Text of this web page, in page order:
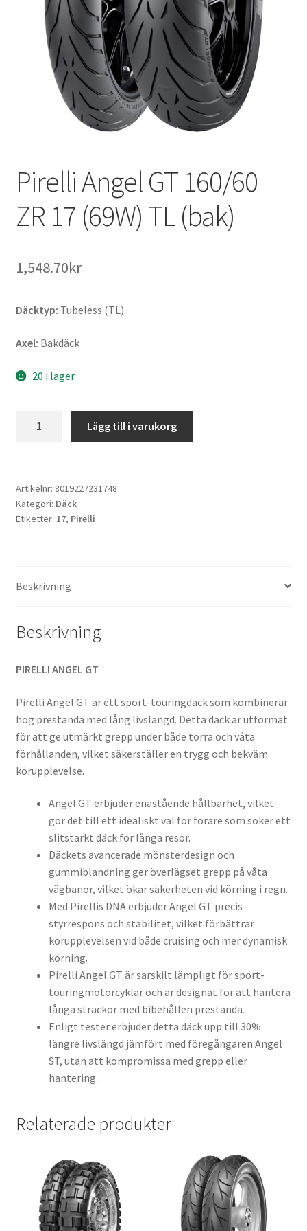
Pirelli Angel GT 160/60
ZR 17 (69W) TL (bak)
1,548.70kr
Däcktyp: Tubeless (TL)
Axel: Bakdäck
20 i lager
ZR
17
(69W)
Lägg till i varukorg
Artikelnr: 8019227231748
Kategori: Däck
Etiketter: 17, Pirelli
Beskrivning
Beskrivning
PIRELLI ANGEL GT
Pirelli Angel GT är ett sport-touringdäck som kombinerar
hög prestanda med lång livslängd. Detta däck är utformat
för att ge utmärkt grepp under både torra och våta
förhållanden, vilket säkerställer en trygg och bekväm
körupplevelse.
Angel GT erbjuder enastående hållbarhet, vilket
gör det till ett idealiskt val för förare som söker ett
slitstarkt däck för långa resor.
Däckets avancerade mönsterdesign och
gummiblandning ger överlägset grepp på våta
vägbanor, vilket ökar säkerheten vid körning i regn.
Med Pirellis DNA erbjuder Angel GT precis
styrrespons och stabilitet, vilket förbättrar
körupplevelsen vid både cruising och mer dynamisk
körning.
Pirelli Angel GT är särskilt lämpligt för sport-
touringmotorcyklar och är designat för att hantera
långa sträckor med bibehållen prestanda.
Enligt tester erbjuder detta däck upp till 30%
längre livslängd jämfört med föregångaren Angel
ST, utan att kompromissa med grepp eller
hantering.
Relaterade produkter